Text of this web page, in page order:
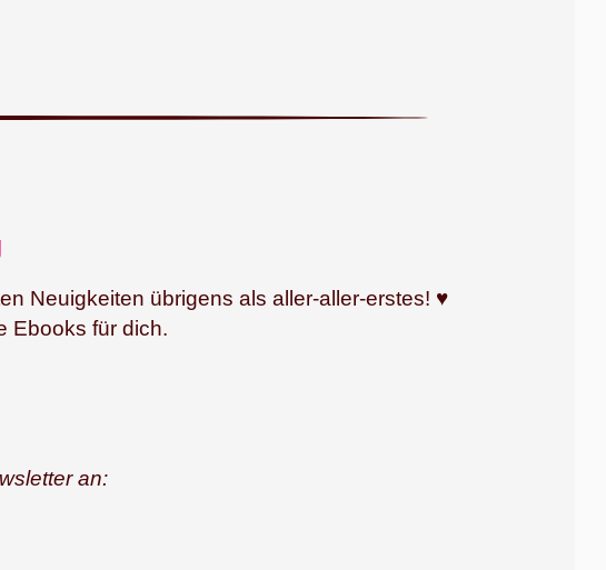
Neuigkeiten übrigens als aller‑aller‑erstes! ♥
Ebooks für dich.
an: